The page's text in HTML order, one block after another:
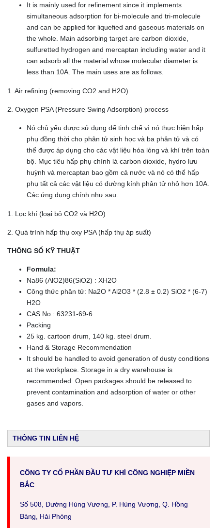
It is mainly used for refinement since it implements
simultaneous adsorption for bi-molecule and tri-molecule
and can be applied for liquefied and gaseous materials on
the whole. Main adsorbing target are carbon dioxide,
sulfuretted hydrogen and mercaptan including water and it
can adsorb all the material whose molecular diameter is
less than 10A. The main uses are as follows.
1. Air refining (removing CO2 and H2O)
2. Oxygen PSA (Pressure Swing Adsorption) process
Nó chủ yếu được sử dụng để tinh chế vì nó thực hiện hấp
phụ đồng thời cho phân tử sinh học và ba phân tử và có
thể được áp dụng cho các vật liệu hóa lỏng và khí trên toàn
bộ. Mục tiêu hấp phụ chính là carbon dioxide, hydro lưu
huỳnh và mercaptan bao gồm cả nước và nó có thể hấp
phụ tất cả các vật liệu có đường kính phân tử nhỏ hơn 10A.
Các ứng dụng chính như sau.
1. Lọc khí (loại bỏ CO2 và H2O)
2. Quá trình hấp thụ oxy PSA (hấp thụ áp suất)
THÔNG SỐ KỸ THUẬT
Formula:
Na86 (AlO2)86(SiO2) : XH2O
Công thức phân tử: Na2O * Al2O3 * (2.8 ± 0.2) SiO2 * (6-7)
H2O
CAS No.: 63231-69-6
Packing
25 kg. cartoon drum, 140 kg. steel drum.
Hand & Storage Recommendation
It should be handled to avoid generation of dusty conditions
at the workplace. Storage in a dry warehouse is
recommended. Open packages should be released to
prevent contamination and adsorption of water or other
gases and vapors.
THÔNG TIN LIÊN HỆ
CÔNG TY CỔ PHẦN ĐẦU TƯ KHÍ CÔNG NGHIỆP MIỀN
BẮC
Số 508, Đường Hùng Vương, P. Hùng Vương, Q. Hồng
Bàng, Hải Phòng